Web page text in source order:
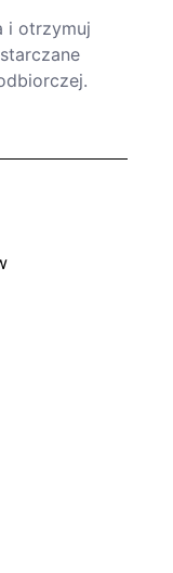
i otrzymuj